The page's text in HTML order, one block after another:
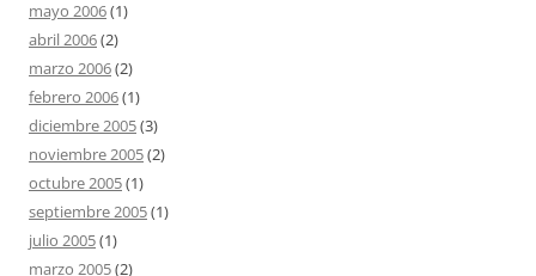
mayo 2006(1)
abril 2006(2)
marzo 2006(2)
febrero 2006(1)
diciembre 2005(3)
noviembre 2005(2)
octubre 2005(1)
septiembre 2005(1)
julio 2005(1)
marzo 2005(2)